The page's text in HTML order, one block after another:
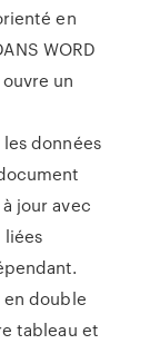
en
WORD
ouvre un
données
jour avec
double
tableau et